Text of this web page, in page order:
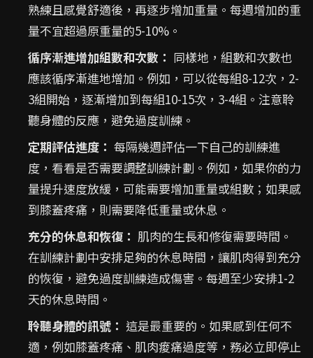
熟練且感覺舒適後，再逐步增加重量。每週增加的重
量不宜超過原重量的5-10%。
循序漸進增加組數和次數： 同樣地，組數和次數也
應該循序漸進地增加。例如，可以從每組8-12次，2-
3組開始，逐漸增加到每組10-15次，3-4組。注意聆
聽身體的反應，避免過度訓練。
定期評估進度： 每隔幾週評估一下自己的訓練進
度，看看是否需要調整訓練計劃。例如，如果你的力
量提升速度放緩，可能需要增加重量或組數；如果感
到膝蓋疼痛，則需要降低重量或休息。
充分的休息和恢復： 肌肉的生長和修復需要時間。
在訓練計劃中安排足夠的休息時間，讓肌肉得到充分
的恢復，避免過度訓練造成傷害。每週至少安排1-2
天的休息時間。
聆聽身體的訊號： 這是最重要的。如果感到任何不
適，例如膝蓋疼痛、肌肉痠痛過度等，務必立即停止